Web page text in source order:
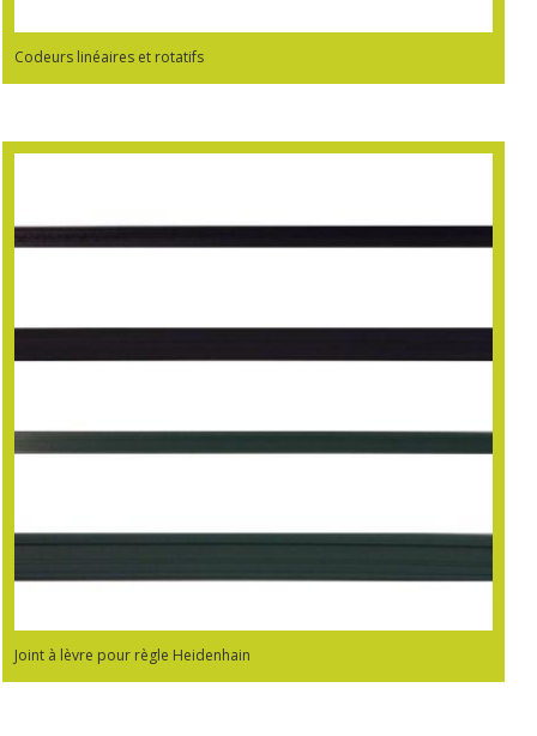
Codeurs linéaires et rotatifs
Joint à lèvre pour règle Heidenhain